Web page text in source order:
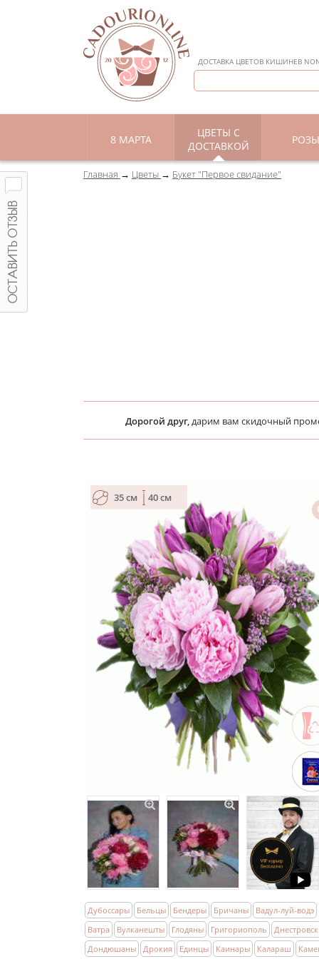
ДОСТАВКА ЦВЕТОВ КИШИНЕВ
8 МАРТА
ЦВЕТЫ С
ДОСТАВКОЙ
РОЗЫ
Главная Цветы Букет "Первое свидание"
Дорогой друг,дарим вам скидочный
35 см 40 см
Дубоссары Бельцы Бендеры Бричаны
Вадул-луй-водэ
Ватра
Вулканешты Глодяны Григориополь
Днестровск
Дондюшаны
Дрокия Единцы Каинары Калараш